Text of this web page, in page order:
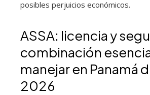
posibles perjuicios económicos.
ASSA: licencia y
combinación
manejar en Panamá
2026